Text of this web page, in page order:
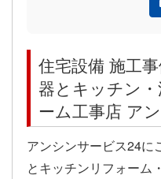
住宅設備 施工
器とキッチン
ーム工事店 ア
アンシンサービス24に
とキッチンリフォーム